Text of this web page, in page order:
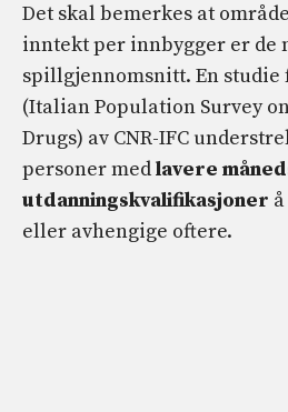
Det skal bemerkes at
inntekt per innbygger er de
spillgjennomsnitt. En studie
(Italian Population Survey
Drugs) av CNR-IFC
personer medlavere
utdanningskvalifikasjoner
eller avhengige oftere.